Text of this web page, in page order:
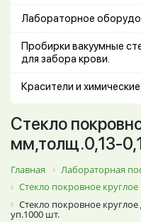
Лабораторное
Пробирки вакуумные
для забора крови.
Красители и
Стекло
мм,толщ.0,13-
Главная
Лабораторная
Стекло покровное круглое
Стекло покровное
уп.1000 шт.